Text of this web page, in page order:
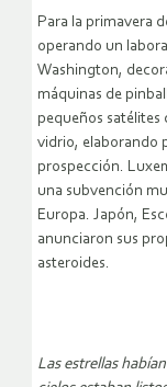
Para la primavera
operando un
Washington,
máquinas de pinball
pequeños satélites
vidrio, elaborando
prospección.
una subvención
Europa. Japón,
anunciaron sus
asteroides.
Las estrellas